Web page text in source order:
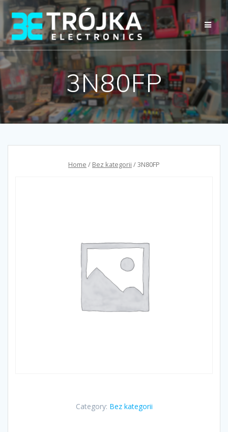
Przejdź
do
treści
3N80FP
Home / Bez kategorii / 3N80FP
Category: Bez kategorii